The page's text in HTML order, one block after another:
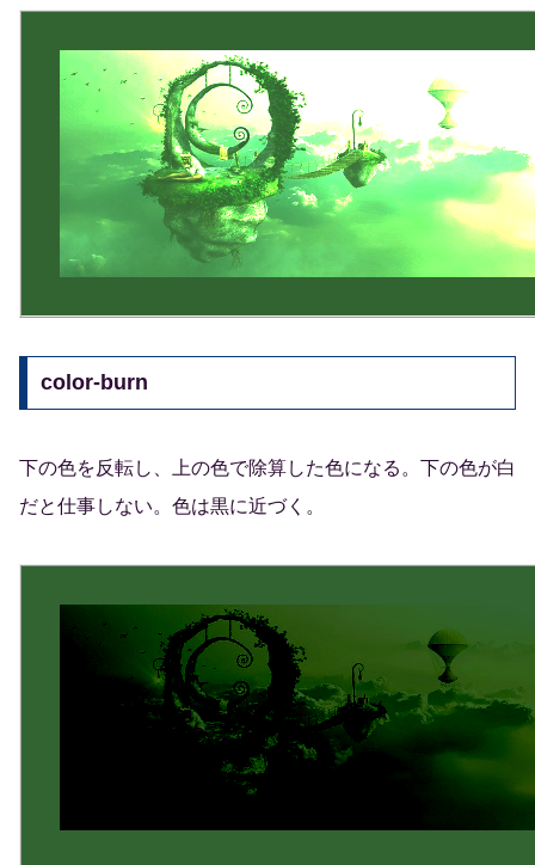
color-burn
下の色を反転し、上の色で除算した色になる。下の色が白
だと仕事しない。色は黒に近づく。